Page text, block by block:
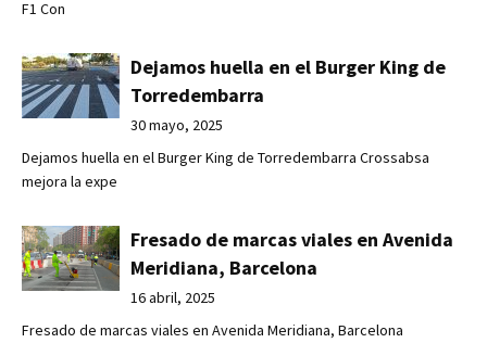
F1 Con
Dejamos huella en el Burger King de
Torredembarra
30 mayo, 2025
Dejamos huella en el Burger King de Torredembarra Crossabsa
mejora la expe
Fresado de marcas viales en Avenida
Meridiana, Barcelona
16 abril, 2025
Fresado de marcas viales en Avenida Meridiana, Barcelona